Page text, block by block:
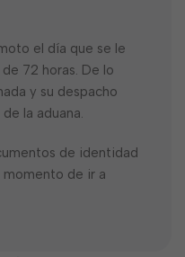
el día que se le
72 horas. De lo
y su despacho
la aduana.
de identidad
de ir a